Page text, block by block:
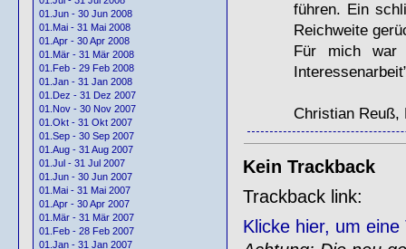
01.Jun - 30 Jun 2008
01.Mai - 31 Mai 2008
01.Apr - 30 Apr 2008
01.Mär - 31 Mär 2008
01.Feb - 29 Feb 2008
01.Jan - 31 Jan 2008
01.Dez - 31 Dez 2007
01.Nov - 30 Nov 2007
01.Okt - 31 Okt 2007
01.Sep - 30 Sep 2007
01.Aug - 31 Aug 2007
01.Jul - 31 Jul 2007
01.Jun - 30 Jun 2007
01.Mai - 31 Mai 2007
01.Apr - 30 Apr 2007
01.Mär - 31 Mär 2007
01.Feb - 28 Feb 2007
01.Jan - 31 Jan 2007
führen. Ein
Reichweite
Für mich war
Christian Reuß,
Kein Trackback
Trackback link:
Klicke hier, um